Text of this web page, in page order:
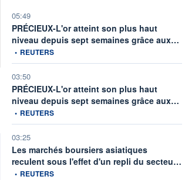
05:49
PRÉCIEUX-L'or atteint son plus haut
niveau depuis sept semaines grâce aux…
• REUTERS
03:50
PRÉCIEUX-L'or atteint son plus haut
niveau depuis sept semaines grâce aux…
• REUTERS
03:25
Les marchés boursiers asiatiques
reculent sous l'effet d'un repli du secteu…
• REUTERS